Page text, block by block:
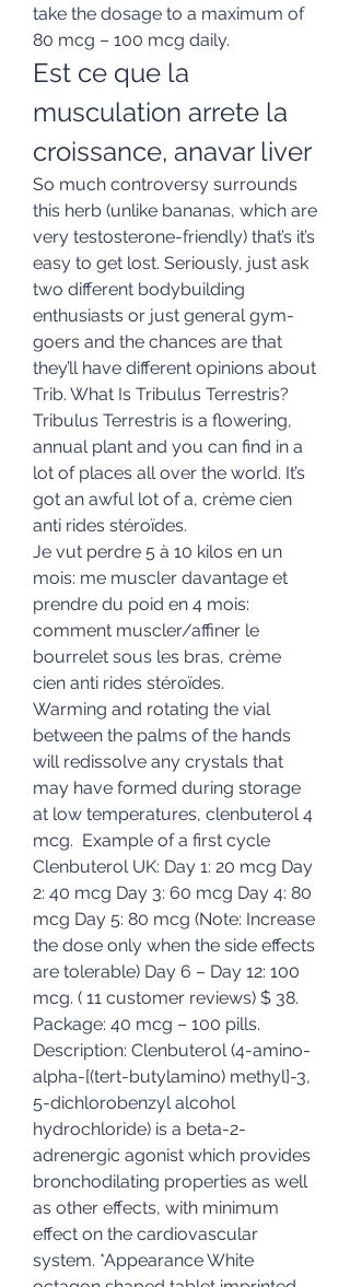
take the dosage to a maximum of
80 mcg – 100 mcg daily.
Est ce que la
musculation arrete la
croissance, anavar liver
So much controversy surrounds
this herb (unlike bananas, which are
very testosterone-friendly) that’s it’s
easy to get lost. Seriously, just ask
two different bodybuilding
enthusiasts or just general gym-
goers and the chances are that
they’ll have different opinions about
Trib. What Is Tribulus Terrestris?
Tribulus Terrestris is a flowering,
annual plant and you can find in a
lot of places all over the world. It’s
got an awful lot of a, crème cien
anti rides stéroïdes.
Je vut perdre 5 à 10 kilos en un
mois: me muscler davantage et
prendre du poid en 4 mois:
comment muscler/affiner le
bourrelet sous les bras, crème
cien anti rides stéroïdes.
Warming and rotating the vial
between the palms of the hands
will redissolve any crystals that
may have formed during storage
at low temperatures, clenbuterol 4
mcg.  Example of a first cycle
Clenbuterol UK: Day 1: 20 mcg Day
2: 40 mcg Day 3: 60 mcg Day 4: 80
mcg Day 5: 80 mcg (Note: Increase
the dose only when the side effects
are tolerable) Day 6 – Day 12: 100
mcg. ( 11 customer reviews) $ 38.
Package: 40 mcg – 100 pills.
Description: Clenbuterol (4-amino-
alpha-[(tert-butylamino) methyl]-3,
5-dichlorobenzyl alcohol
hydrochloride) is a beta-2-
adrenergic agonist which provides
bronchodilating properties as well
as other effects, with minimum
effect on the cardiovascular
system. *Appearance White